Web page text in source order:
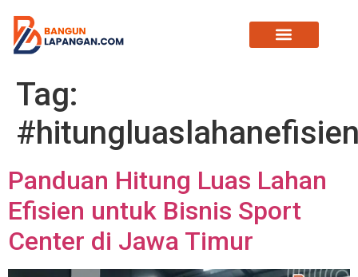
Tag:
Panduan Hitung Luas Lahan
Efisien untuk Bisnis Sport
Center di Jawa Timur